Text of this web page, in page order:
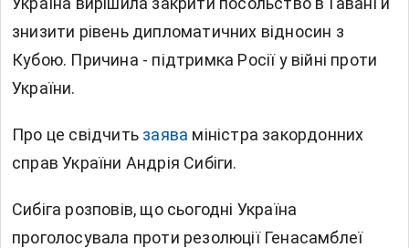
знизити рівень дипломатичних відносин з
Кубою. Причина - підтримка Росії у війні проти
України.
Про це свідчить заява міністра закордонних
справ України Андрія Сибіги.
Сибіга розповів, що сьогодні Україна
проголосувала проти резолюції Генасамблеї